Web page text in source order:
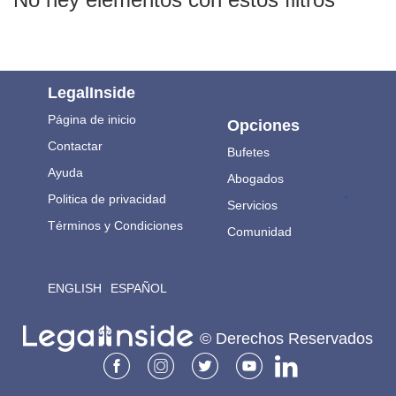
LegalInside
Página de inicio
Contactar
Ayuda
Politica de privacidad
Términos y Condiciones
ENGLISH ESPAÑOL
Opciones
Bufetes
Abogados
Servicios
Comunidad
.
© Derechos Reservados